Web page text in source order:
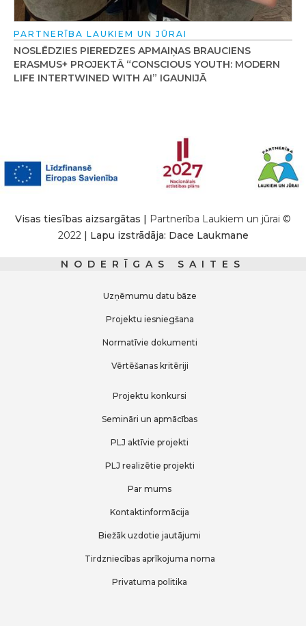
PARTNERĪBA LAUKIEM UN JŪRAI
NOSLĒDZIES PIEREDZES APMAIŅAS BRAUCIENS
ERASMUS+ PROJEKTĀ “CONSCIOUS YOUTH: MODERN
LIFE INTERTWINED WITH AI” IGAUNIJĀ
Visas tiesības aizsargātas | Partnerība Laukiem un jūrai ©
2022| Lapu izstrādāja: Dace Laukmane
NODERĪGAS SAITES
Uzņēmumu datu bāze
Projektu iesniegšana
Normatīvie dokumenti
Vērtēšanas kritēriji
Projektu konkursi
Semināri un apmācības
PLJ aktīvie projekti
PLJ realizētie projekti
Par mums
Kontaktinformācija
Biežāk uzdotie jautājumi
Tirdzniecības aprīkojuma noma
Privatuma politika